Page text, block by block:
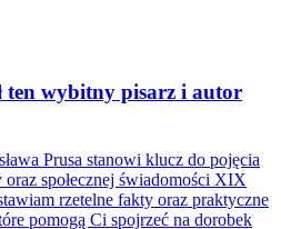
ten wybitny pisarz i autor
Prusa stanowi klucz do pojęcia
społecznej świadomości XIX
rzetelne fakty oraz praktyczne
pomogą Ci spojrzeć na dorobek